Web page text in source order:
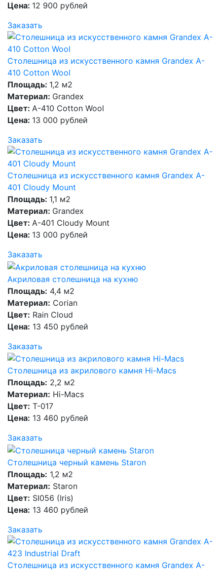
Цена: 12 900 рублей
Заказать
Столешница из искусственного камня Grandex A-
410 Cotton Wool
Площадь: 1,2 м2
Материал: Grandex
Цвет: A-410 Cotton Wool
Цена: 13 000 рублей
Заказать
Столешница из искусственного камня Grandex A-
401 Cloudy Mount
Площадь: 1,1 м2
Материал: Grandex
Цвет: A-401 Cloudy Mount
Цена: 13 000 рублей
Заказать
Акриловая столешница на кухню
Площадь: 4,4 м2
Материал: Corian
Цвет: Rain Cloud
Цена: 13 450 рублей
Заказать
Столешница из акрилового камня Hi-Macs
Площадь: 2,2 м2
Материал: Hi-Macs
Цвет: T-017
Цена: 13 460 рублей
Заказать
Столешница черный камень Staron
Площадь: 1,2 м2
Материал: Staron
Цвет: SI056 (Iris)
Цена: 13 460 рублей
Заказать
Столешница из искусственного камня Grandex A-